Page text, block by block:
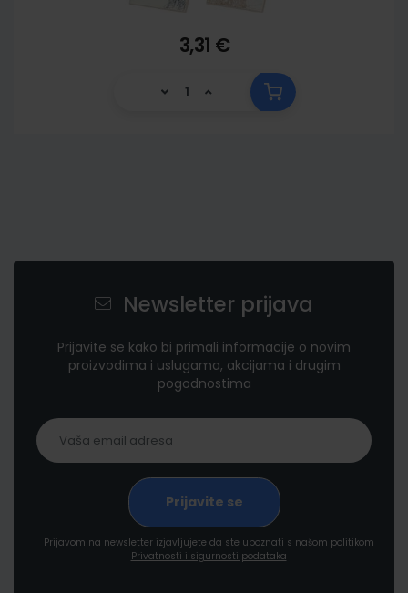
3,31 €
Newsletter prijava
Prijavite se kako bi primali informacije o novim
proizvodima i uslugama, akcijama i drugim
pogodnostima
Prijavom na newsletter izjavljujete da ste upoznati s našom politikom
Privatnosti i sigurnosti podataka